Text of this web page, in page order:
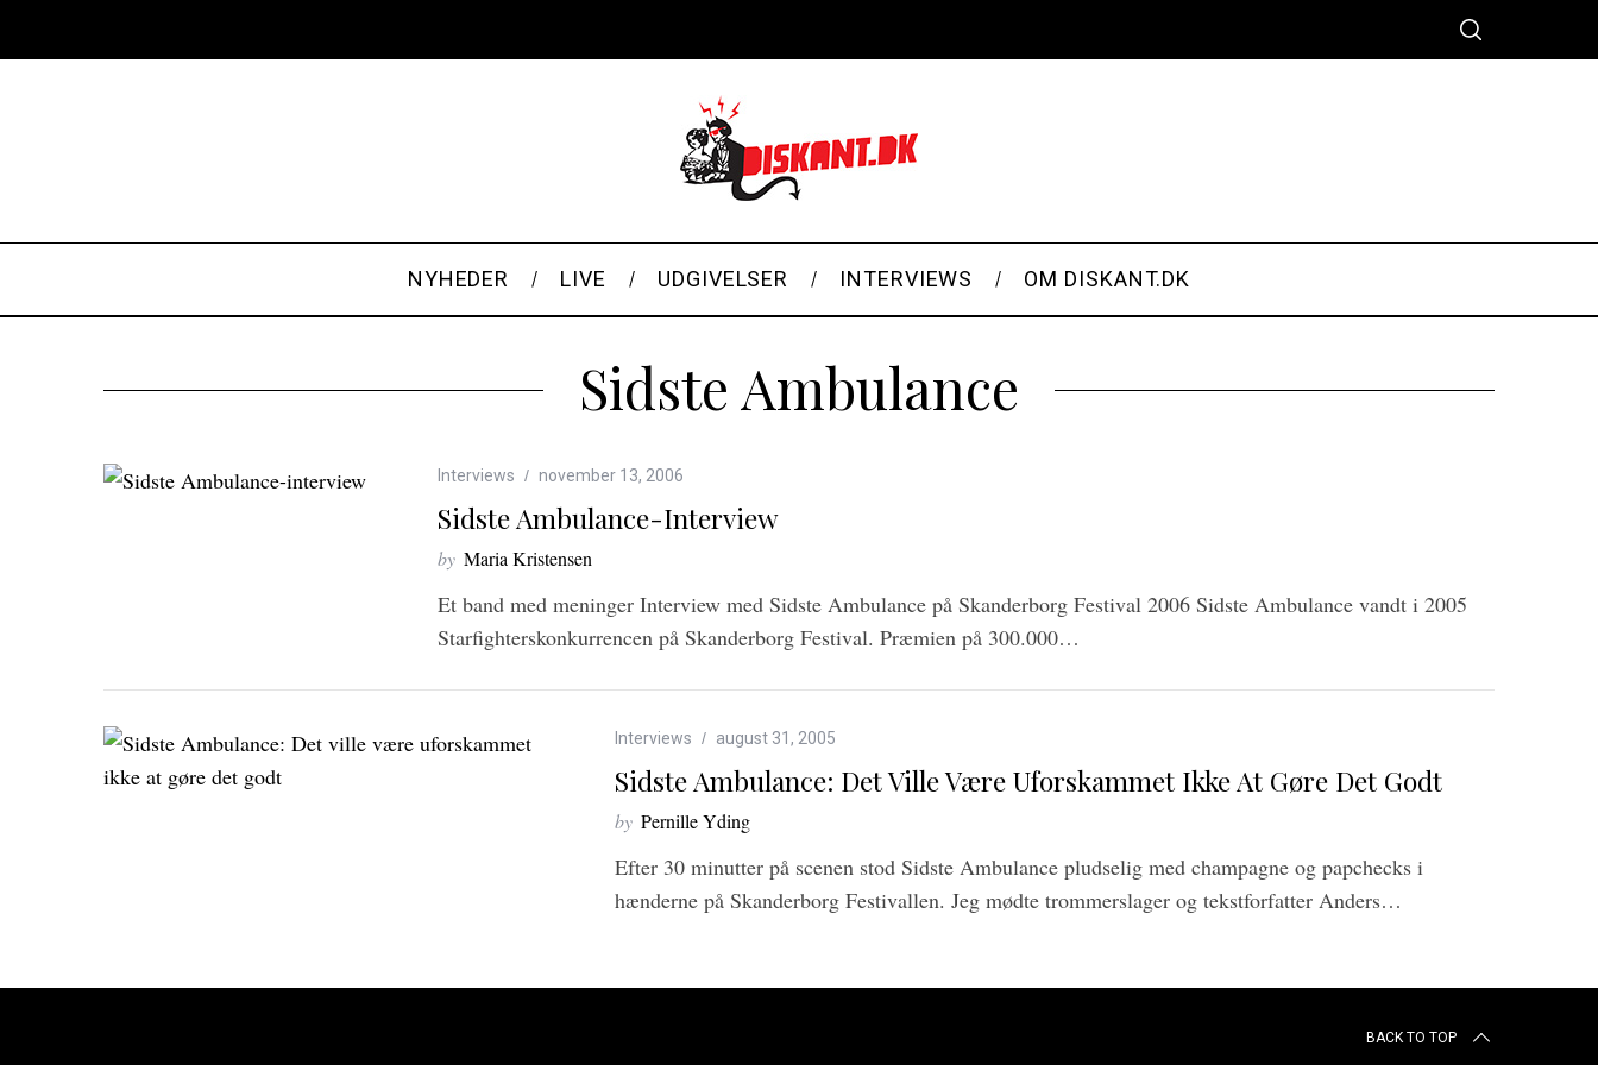
NYHEDER LIVE UDGIVELSER INTERVIEWS OM DISKANT.DK
Sidste Ambulance
Interviews november 13, 2006
Sidste Ambulance-Interview
by Maria Kristensen
Et band med meninger Interview med Sidste Ambulance på Skanderborg Festival 2006 Sidste Ambulance vandt i 2005
Starfighterskonkurrencen på Skanderborg Festival. Præmien på 300.000…
Interviews august 31, 2005
Sidste Ambulance: Det Ville Være Uforskammet Ikke At Gøre Det Godt
by Pernille Yding
Efter 30 minutter på scenen stod Sidste Ambulance pludselig med champagne og papchecks i
hænderne på Skanderborg Festivallen. Jeg mødte trommerslager og tekstforfatter Anders…
BACK TO TOP
r